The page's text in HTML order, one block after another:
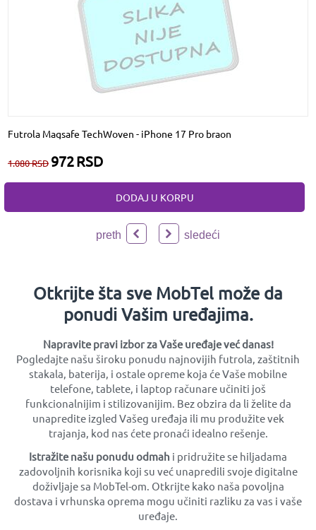
Futrola Magsafe TechWoven - iPhone 17 Pro braon
1.080RSD 972RSD
DODAJ U KORPU
preth sledeći
Otkrijte šta sve MobTel može da
ponudi Vašim uređajima.
Napravite pravi izbor za Vaše uređaje već danas!
Pogledajte našu široku ponudu najnovijih futrola, zaštitnih
stakala, baterija, i ostale opreme koja će Vaše mobilne
telefone, tablete, i laptop računare učiniti još
funkcionalnijim i stilizovanijim. Bez obzira da li želite da
unapredite izgled Vašeg uređaja ili mu produžite vek
trajanja, kod nas ćete pronaći idealno rešenje.
Istražite našu ponudu odmah i pridružite se hiljadama
zadovoljnih korisnika koji su već unapredili svoje digitalne
doživljaje sa MobTel-om. Otkrijte kako naša povoljna
dostava i vrhunska oprema mogu učiniti razliku za vas i vaše
uređaje.